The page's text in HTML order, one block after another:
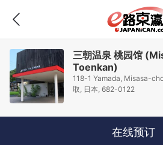
三朝温泉 桃园馆
Toenkan)
118-1 Yamada, Misasa-
取, 日本, 682-0122
在线预订